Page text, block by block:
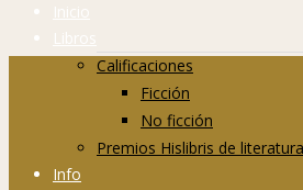
Inicio
Libros
Calificaciones
Ficción
No ficción
Premios Hislibris de
Info